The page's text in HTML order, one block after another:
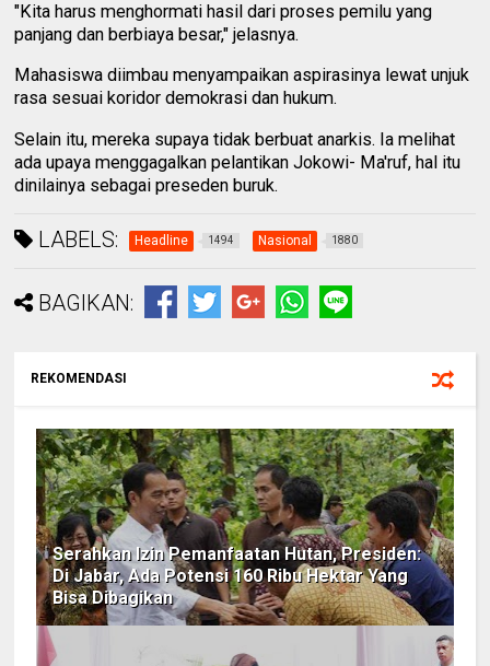
"Kita harus menghormati hasil dari proses pemilu yang
panjang dan berbiaya besar," jelasnya.
Mahasiswa diimbau menyampaikan aspirasinya lewat unjuk
rasa sesuai koridor demokrasi dan hukum.
Selain itu, mereka supaya tidak berbuat anarkis. Ia melihat
ada upaya menggagalkan pelantikan Jokowi- Ma'ruf, hal itu
dinilainya sebagai preseden buruk.
LABELS: Headline 1494 Nasional 1880
BAGIKAN:
REKOMENDASI
Serahkan Izin Pemanfaatan Hutan, Presiden:
Di Jabar, Ada Potensi 160 Ribu Hektar Yang
Bisa Dibagikan